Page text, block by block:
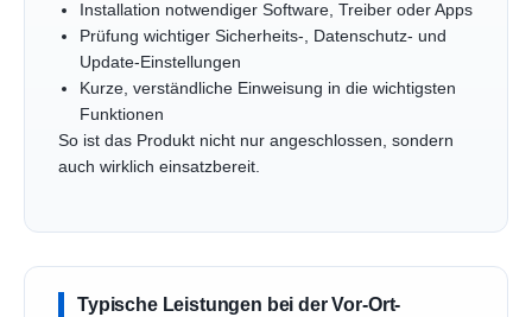
Installation notwendiger Software, Treiber oder Apps
Prüfung wichtiger Sicherheits-, Datenschutz- und
Update-Einstellungen
Kurze, verständliche Einweisung in die wichtigsten
Funktionen
So ist das Produkt nicht nur angeschlossen, sondern
auch wirklich einsatzbereit.
Typische Leistungen bei der Vor-Ort-